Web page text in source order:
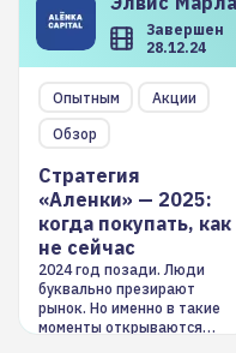
Завершен
28.12.24
Опытным
Акции
Обзор
Стратегия
«Аленки» — 2025:
когда покупать, как
не сейчас
2024 год позади. Люди
буквально презирают
рынок. Но именно в такие
моменты открываются